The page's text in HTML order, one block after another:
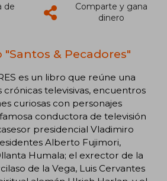
de
Comparte y gana
dinero
& Pecadores"
es un libro que reúne una
televisivas, encuentros
curiosas con personajes
conductora de televisión
presidencial Vladimiro
Alberto Fujimori,
Humala; el exrector de la
de la Vega, Luis Cervantes